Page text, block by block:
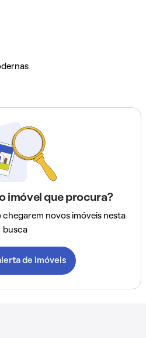
imóvel que procura?
chegarem novos imóveis nesta
busca
de imóveis